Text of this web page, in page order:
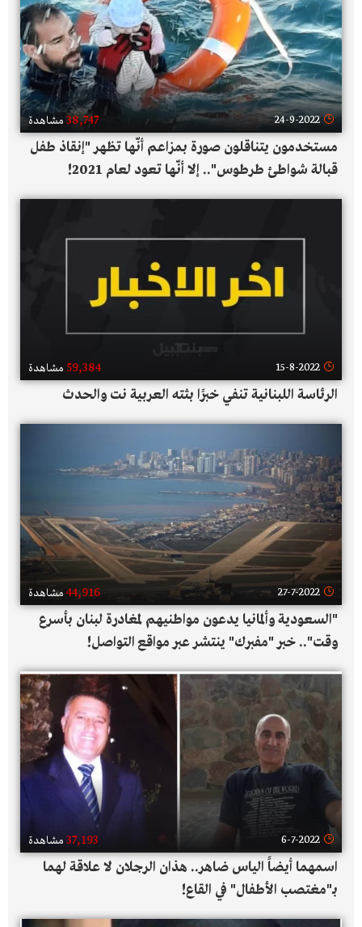
24-9-2022
38,747 مشاهدة
مستخدمون يتناقلون صورة بمزاعم أنّها تظهر "إنقاذ طفل
قبالة شواطئ طرطوس".. إلا أنّها تعود لعام 2021!
15-8-2022
59,384 مشاهدة
الرئاسة اللبنانية تنفي خبرًا بثته العربية نت والحدث
27-7-2022
44,916 مشاهدة
"السعودية وألمانيا يدعون مواطنيهم لمغادرة لبنان بأسرع
وقت".. خبر "مفبرك" ينتشر عبر مواقع التواصل!
6-7-2022
37,193 مشاهدة
اسمهما أيضاً الياس ضاهر.. هذان الرجلان لا علاقة لهما
بـ"مغتصب الأطفال" في القاع!